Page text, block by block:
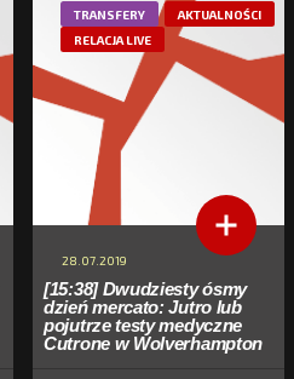
TRANSFERY
AKTUALNOŚCI
RELACJA LIVE
28.07.2019
[15:38] Dwudziesty ósmy
dzień mercato: Jutro lub
pojutrze testy medyczne
Cutrone w Wolverhampton